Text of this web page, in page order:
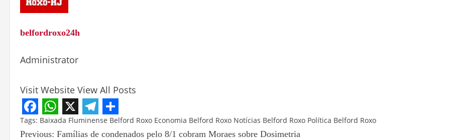
belfordroxo24h
Administrator
Visit Website View All Posts
Facebook
WhatsApp
X Telegram
Share
Tags: Baixada Fluminense Belford Roxo Economia Belford Roxo Notícias Belford Roxo Política Belford Roxo
Previous: Famílias de condenados pelo 8/1 cobram Moraes sobre Dosimetria